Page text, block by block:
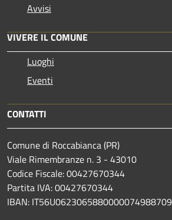
Avvisi
VIVERE IL COMUNE
Luoghi
Eventi
CONTATTI
Comune di Roccabianca (PR)
Viale Rimembranze n. 3 - 43010
Codice Fiscale: 00427670344
Partita IVA: 00427670344
IBAN: IT56U0623065880000074988709